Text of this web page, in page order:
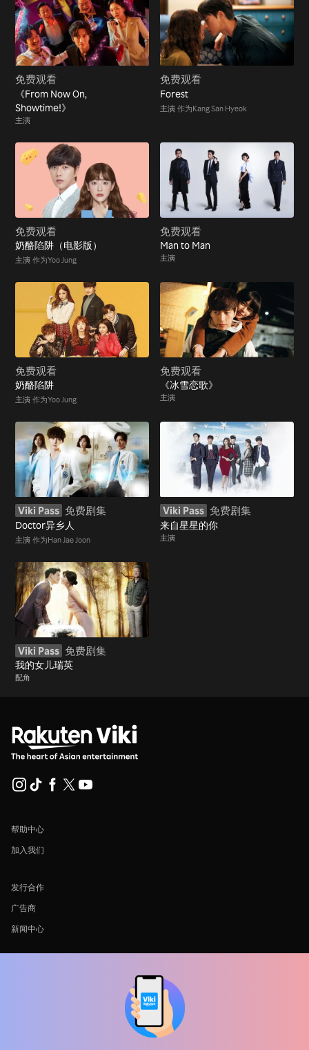
免费观看
《From Now On,
Showtime!》
主演
免费观看
Forest
主演 作为Kang San Hyeok
免费观看
奶酪陷阱（电影版）
主演 作为Yoo Jung
免费观看
Man to Man
主演
免费观看
奶酪陷阱
主演 作为Yoo Jung
免费观看
《冰雪恋歌》
主演
Viki Pass 免费剧集
Doctor异乡人
主演 作为Han Jae Joon
Viki Pass 免费剧集
来自星星的你
主演
Viki Pass 免费剧集
我的女儿瑞英
配角
帮助中心
加入我们
发行合作
广告商
新闻中心